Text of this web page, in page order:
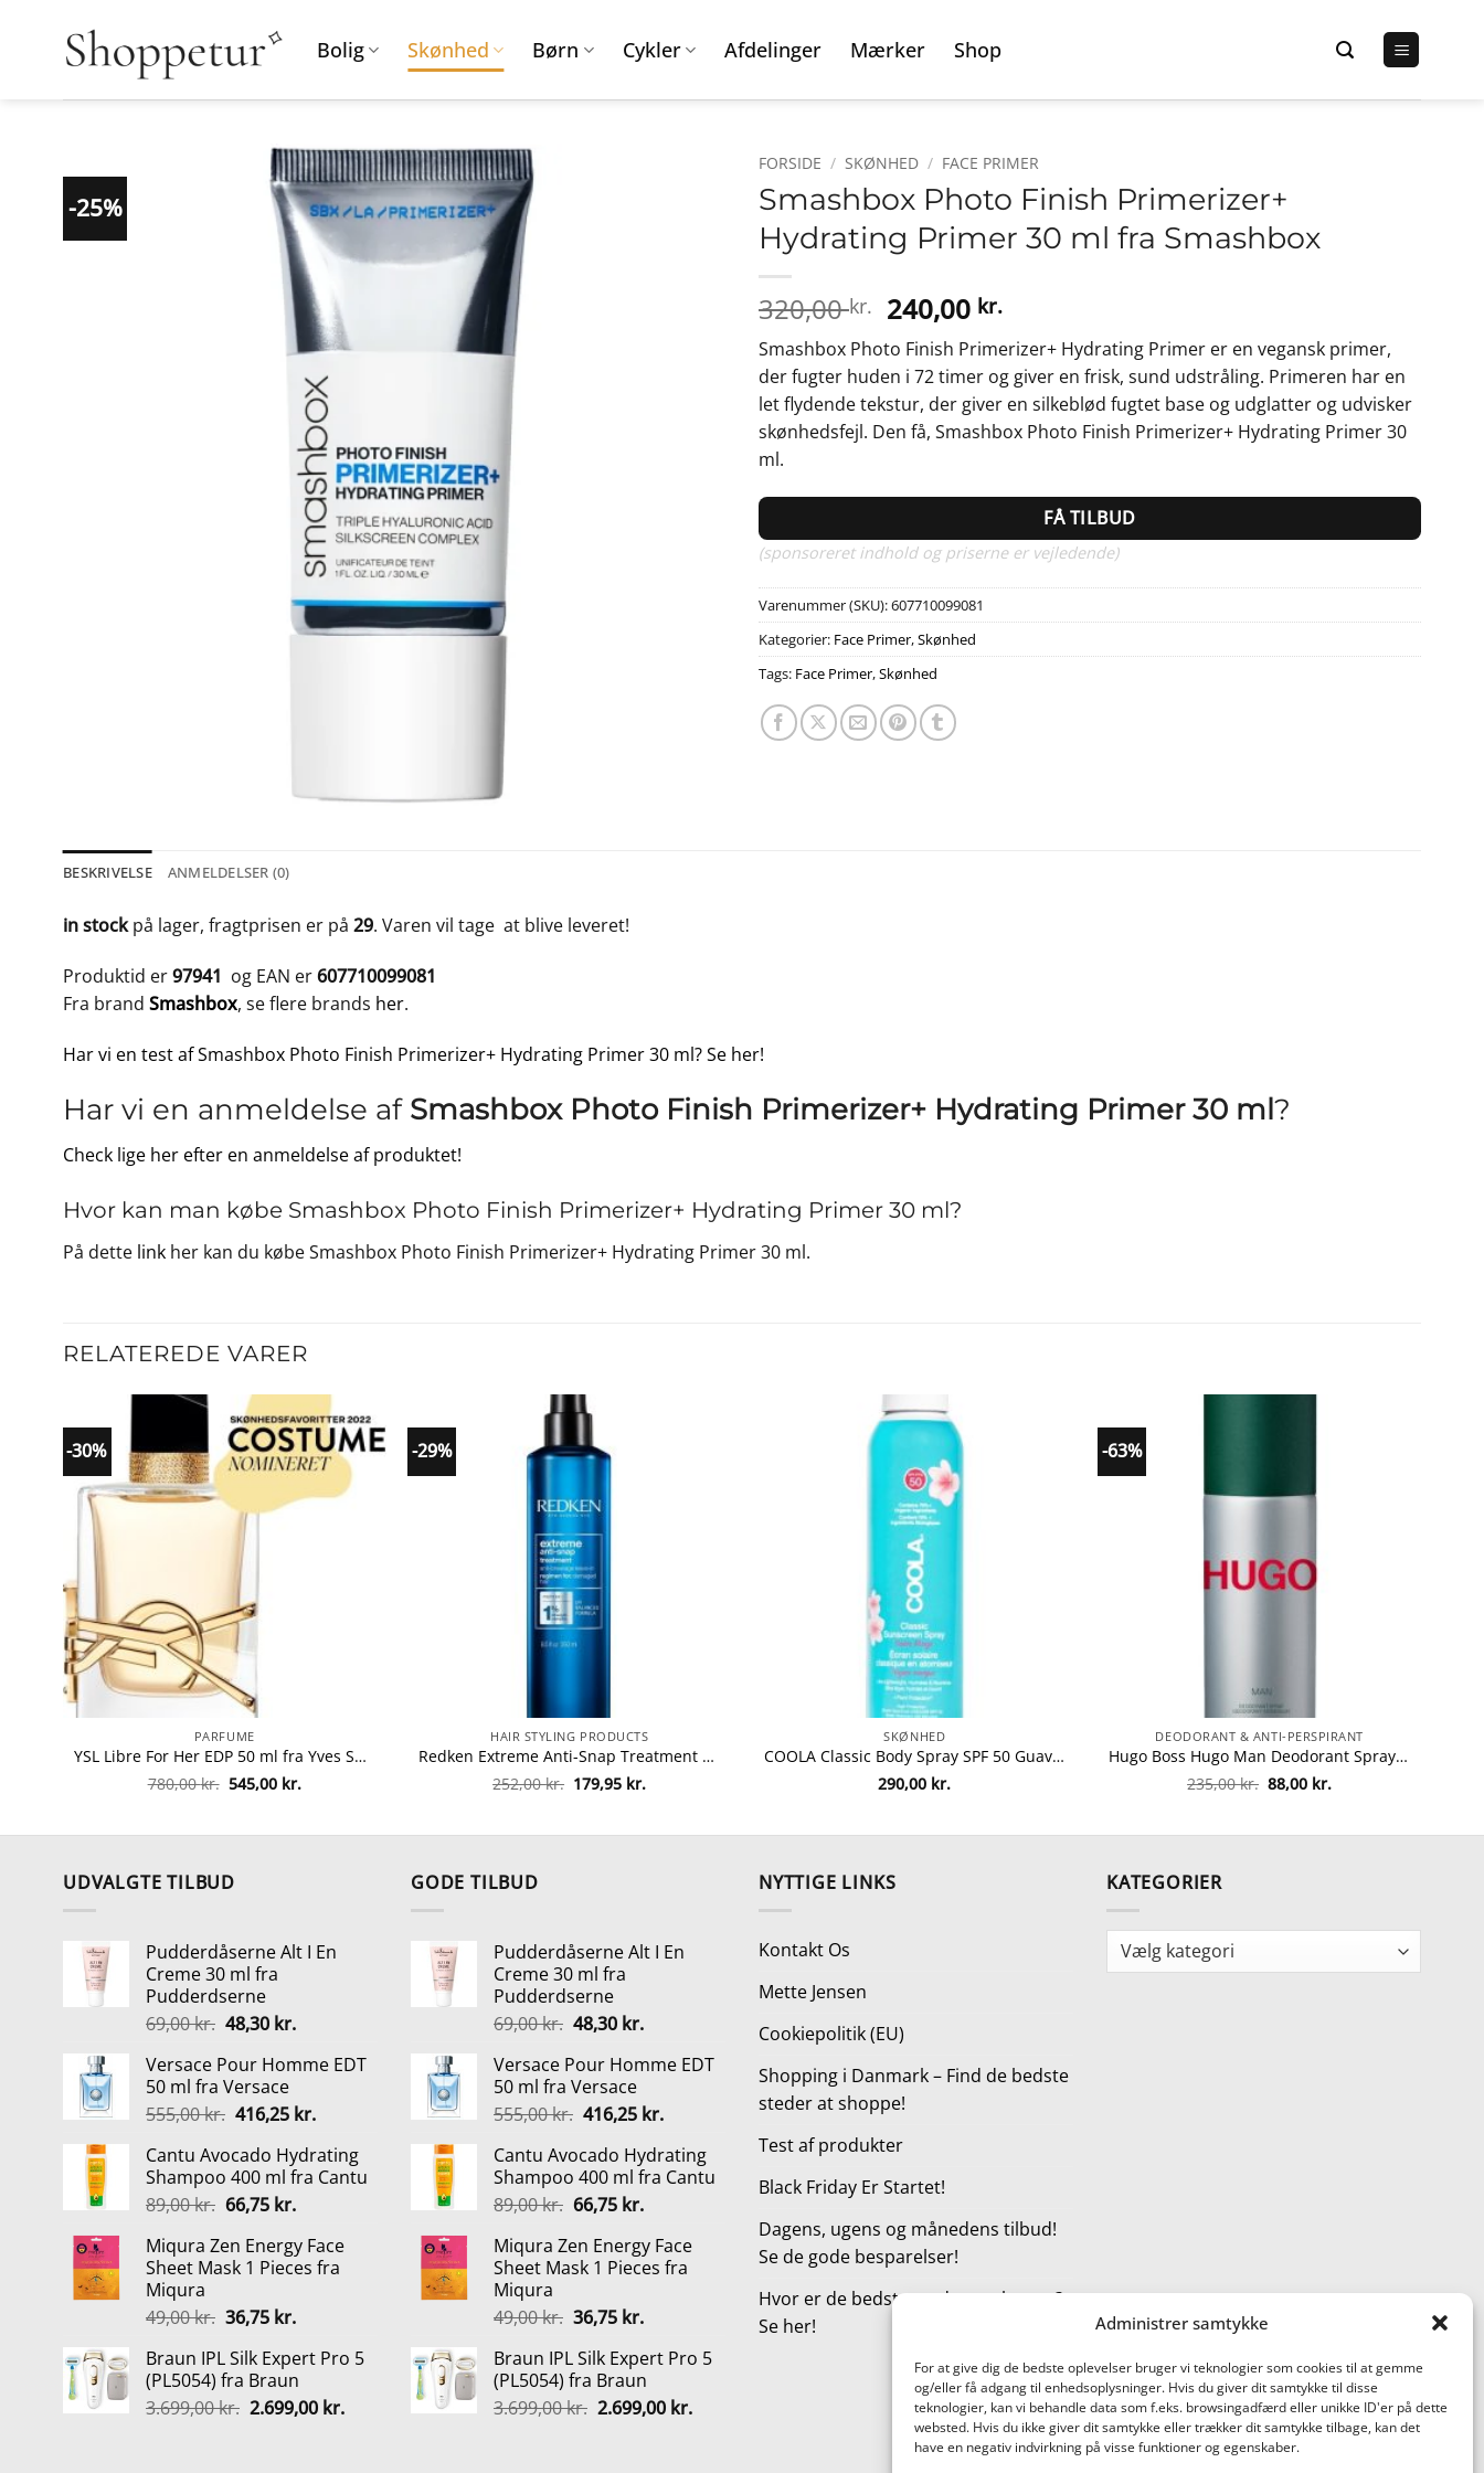
Administrer samtykke
For at give dig de bedste oplevelser bruger vi teknologier som cookies til at gemme
og/eller få adgang til enhedsoplysninger. Hvis du giver dit samtykke til disse
teknologier, kan vi behandle data som f.eks. browsingadfærd eller unikke ID'er på dette
websted. Hvis du ikke giver dit samtykke eller trækker dit samtykke tilbage, kan det
have en negativ indvirkning på visse funktioner og egenskaber.
Bolig Skønhed Børn Cykler Afdelinger Mærker Shop
-25%
FORSIDE / SKØNHED / FACE PRIMER
Smashbox Photo Finish Primerizer+
Hydrating Primer 30 ml fra Smashbox
320,00kr. Den
oprindelige
pris
var:
320,00 kr..
240,00 kr.Den
aktuelle
pris
er:
240,00 kr..
Smashbox Photo Finish Primerizer+ Hydrating Primer er en vegansk primer,
der fugter huden i 72 timer og giver en frisk, sund udstråling. Primeren har en
let flydende tekstur, der giver en silkeblød fugtet base og udglatter og udvisker
skønhedsfejl. Den få, Smashbox Photo Finish Primerizer+ Hydrating Primer 30
ml.
FÅ TILBUD
(sponsoreret indhold og priserne er vejledende)
Varenummer (SKU):607710099081
Kategorier: Face Primer,Skønhed
Tags: Face Primer,Skønhed
BESKRIVELSE ANMELDELSER (0)
in stockpå lager, fragtprisen er på 29. Varen vil tage at blive leveret!
Produktid er97941 og EAN er607710099081
Fra brand Smashbox, se flere brands her.
Har vi en test af Smashbox Photo Finish Primerizer+ Hydrating Primer 30 ml? Se her!
Har vi en anmeldelse af Smashbox Photo Finish Primerizer+ Hydrating Primer 30 ml ?
Check lige her efter en anmeldelse af produktet!
Hvor kan man købe Smashbox Photo Finish Primerizer+ Hydrating Primer 30 ml?
På dette link her kan du købe Smashbox Photo Finish Primerizer+ Hydrating Primer 30 ml.
RELATEREDE VARER
-30%
PARFUME
YSL Libre For Her EDP 50 ml fra Yves Saint Laurent
780,00kr. Den
oprindelige
545,00 kr.Den
-29%
HAIR STYLING PRODUCTS
Redken Extreme Anti-Snap Treatment 250 ml fra Redken
252,00kr. Den
oprindelige
179,95 kr.
SKØNHED
COOLA Classic Body Spray SPF 50 Guava Mango 177 ml fra COOLA
290,00 kr.
-63%
DEODORANT & ANTI-PERSPIRANT
Hugo Boss Hugo Man Deodorant Spray 150 ml fra Hugo Boss
235,00kr. Den
oprindelige
88,00 kr.
UDVALGTE TILBUD
Pudderdåserne Alt I En
Creme 30 ml fra
Pudderdserne
69,00kr. Den
pris
var:
69,00 kr..
48,30 kr.Den
pris
48,30 kr..
Versace Pour Homme EDT
50 ml fra Versace
555,00kr. Den
pris
var:
555,00 kr..
416,25 kr.Den
pris
er:
Cantu Avocado Hydrating
Shampoo 400 ml fra Cantu
89,00kr. Den
pris
var:
66,75 kr.Den
pris
er:
Miqura Zen Energy Face
Sheet Mask 1 Pieces fra
Miqura
49,00kr. Den
pris
var:
49,00 kr..
36,75 kr.Den
pris
er:
36,75 kr..
Braun IPL Silk Expert Pro 5
(PL5054) fra Braun
3.699,00kr. Den
2.699,00 kr.Den
GODE TILBUD
Pudderdåserne Alt I En
Creme 30 ml fra
Pudderdserne
69,00kr. Den
pris
var:
69,00 kr..
48,30 kr.Den
pris
48,30 kr..
Versace Pour Homme EDT
50 ml fra Versace
555,00kr. Den
pris
var:
555,00 kr..
416,25 kr.Den
pris
er:
Cantu Avocado Hydrating
Shampoo 400 ml fra Cantu
89,00kr. Den
pris
var:
66,75 kr.Den
pris
er:
Miqura Zen Energy Face
Sheet Mask 1 Pieces fra
Miqura
49,00kr. Den
pris
var:
49,00 kr..
36,75 kr.Den
pris
er:
36,75 kr..
Braun IPL Silk Expert Pro 5
(PL5054) fra Braun
3.699,00kr. Den
2.699,00 kr.Den
NYTTIGE LINKS
Kontakt Os
Mette Jensen
Cookiepolitik (EU)
Shopping i Danmark – Find de bedste
steder at shoppe!
Test af produkter
Black Friday Er Startet!
Dagens, ugens og månedens tilbud!
Se de gode besparelser!
Hvor er de bedste steder at shoppe?
Se her!
KATEGORIER
Kategorier